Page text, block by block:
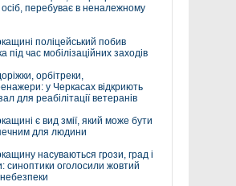
перебуває в неналежному
поліцейський побив
під час мобілізаційних заходів
орбітреки,
у Черкасах відкриють
для реабілітації ветеранів
є вид змії, який може бути
для людини
насуваються грози, град і
синоптики оголосили жовтий